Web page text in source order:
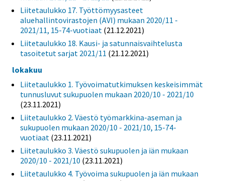
Liitetaulukko 17. Työttömyysasteet
aluehallintovirastojen (AVI) mukaan 2020/11 -
2021/11, 15-74-vuotiaat (21.12.2021)
Liitetaulukko 18. Kausi- ja satunnaisvaihtelusta
tasoitetut sarjat 2021/11 (21.12.2021)
lokakuu
Liitetaulukko 1. Työvoimatutkimuksen keskeisimmät
tunnusluvut sukupuolen mukaan 2020/10 - 2021/10
(23.11.2021)
Liitetaulukko 2. Väestö työmarkkina-aseman ja
sukupuolen mukaan 2020/10 - 2021/10, 15-74-
vuotiaat (23.11.2021)
Liitetaulukko 3. Väestö sukupuolen ja iän mukaan
2020/10 - 2021/10 (23.11.2021)
Liitetaulukko 4. Työvoima sukupuolen ja iän mukaan